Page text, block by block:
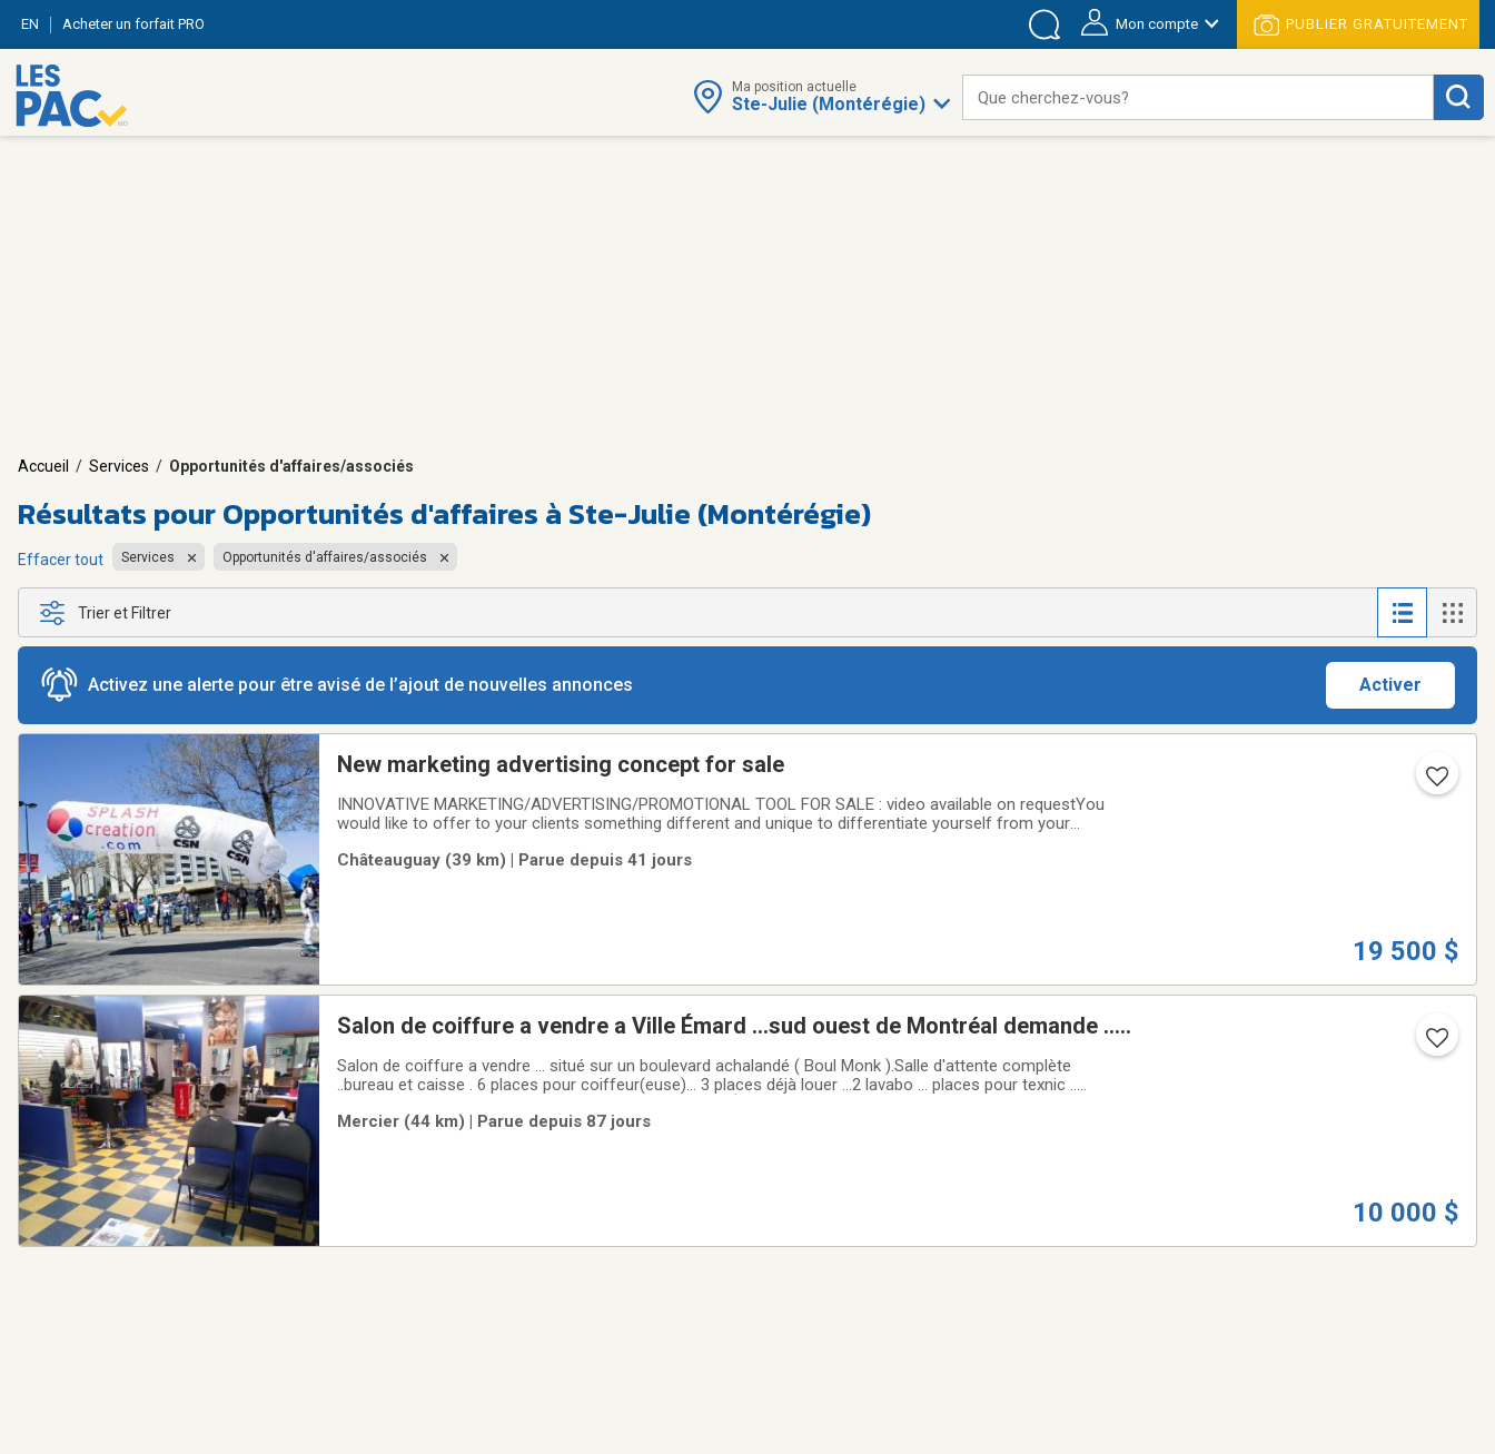
EN Acheter un forfait PRO Mon compte PUBLIER GRATUITEMENT
Ma position actuelle
Ste-Julie (Montérégie) Que cherchez-vous?
Accueil / Services / Opportunités d'affaires/associés
Résultats pourOpportunités d'affaires à Ste-Julie (Montérégie)
Effacer tout Services Opportunités d'affaires/associés
Trier et Filtrer
Activez une alerte pour être avisé de l’ajout de nouvelles annonces Activer
New marketing advertising concept for sale
INNOVATIVE MARKETING/ADVERTISING/PROMOTIONAL TOOL FOR SALE : video available on requestYou
would like to offer to your clients something different and unique to differentiate yourself from your
developed this concept and it is one of a kind! WHAT
Châteauguay (39 km) | Parue depuis 41 jours
19 500 $
Salon de coiffure a vendre a Ville Émard ...sud ouest de Montréal demande ..
Salon de coiffure a vendre ... situé sur un boulevard achalandé ( Boul Monk ).Salle d'attente complète
..bureau et caisse . 6 places pour coiffeur(euse)... 3 places déjà louer ...2 lavabo ... places pour texnic ..
la vente ...
Mercier (44 km) | Parue depuis 87 jours
10 000 $